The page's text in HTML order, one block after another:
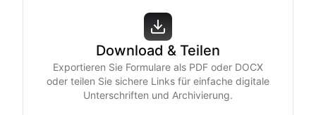
Download & Teilen
Exportieren Sie Formulare als PDF oder DOCX
oder teilen Sie sichere Links für einfache digitale
Unterschriften und Archivierung.